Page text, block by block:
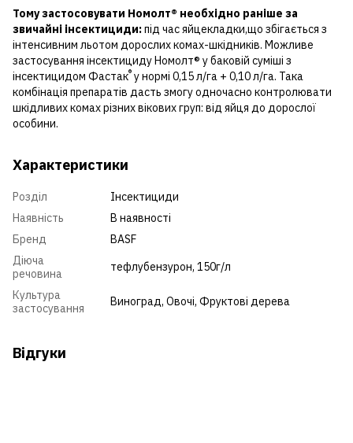
Тому застосовувати Номолт® необхідно раніше за
звичайні інсектициди:під час яйцекладки,що збігається з
інтенсивним льотом дорослих комах-шкідників. Можливе
застосування інсектициду Номолт® у баковій суміші з
інсектицидом Фастак® у нормі 0,15 л/га + 0,10 л/га. Така
комбінація препаратів дасть змогу одночасно контролювати
шкідливих комах різних вікових груп: від яйця до дорослої
особини.
Характеристики
Розділ
Інсектициди
Наявність
В наявності
Бренд
BASF
Діюча
речовина
тефлубензурон, 150г/л
Культура
застосування
Виноград, Овочі, Фруктові дерева
Відгуки